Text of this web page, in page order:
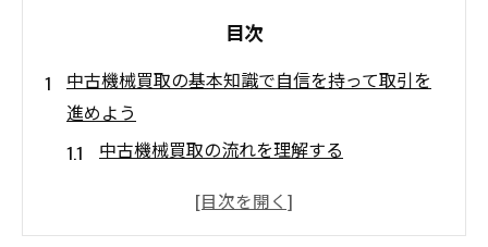
目次
中古機械買取の基本知識で自信を持って取引を
進めよう
中古機械買取の流れを理解する
必要な書類と手続きを事前に確認